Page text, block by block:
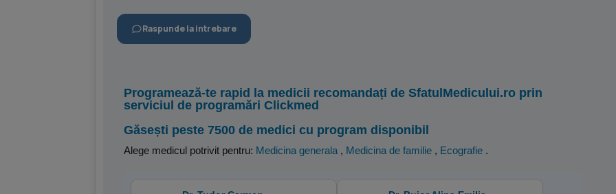
Raspunde la intrebare
Programează-te rapid la medicii recomandați de SfatulMedicului.ro prin
serviciul de programări Clickmed
Găsești peste 7500 de medici cu program disponibil
Alege medicul potrivit pentru: Medicina generala , Medicina de familie , Ecografie .